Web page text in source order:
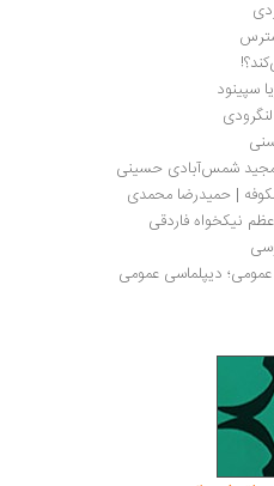
حسینی
حمیدرضا محمدی
فاردقی